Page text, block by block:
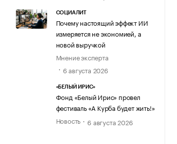
СОЦИАЛИТ
Почему настоящий эффект ИИ
измеряется не экономией, а
новой выручкой
Мнение эксперта
6 августа 2026
«БЕЛЫЙ ИРИС»
Фонд «Белый Ирис» провел
фестиваль «А Курба будет жить!»
Новость
6 августа 2026